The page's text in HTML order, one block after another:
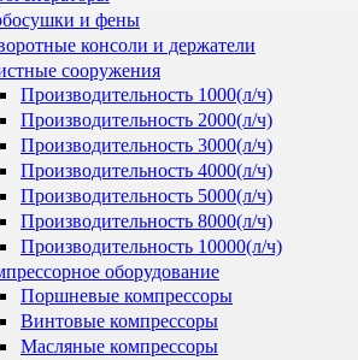
и фены
консоли и держатели
сооружения
Производительность 1000(л/ч)
Производительность 2000(л/ч)
Производительность 3000(л/ч)
Производительность 4000(л/ч)
Производительность 5000(л/ч)
Производительность 8000(л/ч)
Производительность 10000(л/ч)
оборудование
Поршневые компрессоры
Винтовые компрессоры
Масляные компрессоры